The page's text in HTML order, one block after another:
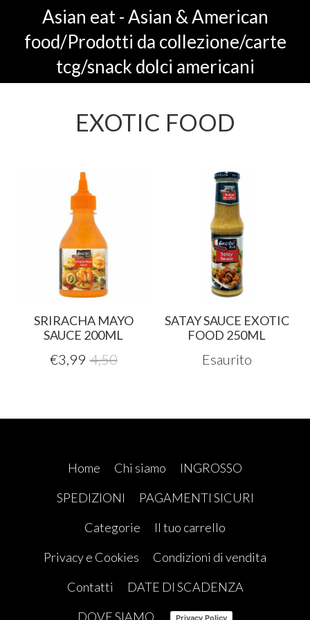
Asian eat - Asian & American
food/Prodotti da collezione/carte
tcg/snack dolci americani
EXOTIC FOOD
SRIRACHA MAYO
SAUCE 200ML
€3,99 4,50
SATAY SAUCE EXOTIC
FOOD 250ML
Esaurito
Home Chi siamo
INGROSSO
SPEDIZIONI
PAGAMENTI SICURI
Categorie
Il tuo carrello
Privacy e Cookies
Condizioni di vendita
Contatti
DATE DI SCADENZA
DOVE SIAMO
Privacy Policy